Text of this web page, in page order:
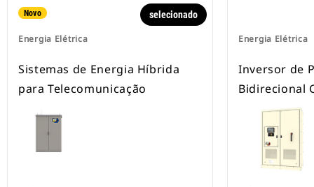
Novo
Energia Elétrica
selecionado
Sistemas de Energia Híbrida
para Telecomunicação
Energia Elétrica
Inversor de
Bidirecional